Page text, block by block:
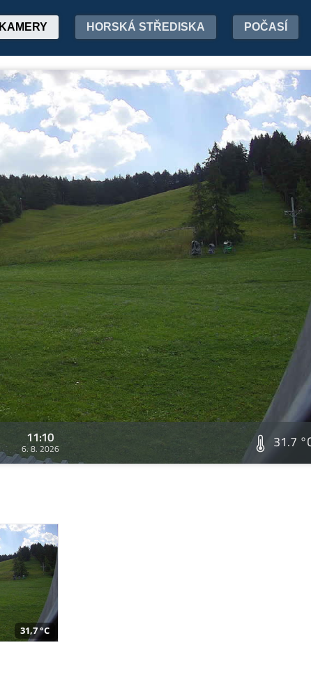
KAMERY HORSKÁ STŘEDISKA POČASÍ
11:10
6. 8. 2026 31.7
31,7 °C